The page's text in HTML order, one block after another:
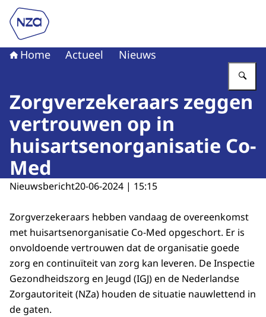
Naar de homepage van Nederlandse Zorgautoriteit
Home Actueel Nieuws
Zorgverzekeraars zeggen
vertrouwen op in
huisartsenorganisatie Co-
Med
Nieuwsbericht20-06-2024 | 15:15
Zorgverzekeraars hebben vandaag de overeenkomst
met huisartsenorganisatie Co-Med opgeschort. Er is
onvoldoende vertrouwen dat de organisatie goede
zorg en continuïteit van zorg kan leveren. De Inspectie
Gezondheidszorg en Jeugd (IGJ) en de Nederlandse
Zorgautoriteit (NZa) houden de situatie nauwlettend in
de gaten.